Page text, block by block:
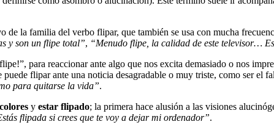
de la familia del verbo flipar, que también se usa con mucha
y son un flipe total”, “Menudo flipe, la calidad de este televisor…
para reaccionar ante algo que nos excita demasiado o nos
flipar ante una noticia desagradable o muy triste, como ser el
para quitarse la vida”.
y estar flipado; la primera hace alusión a las visiones
flipada si crees que te voy a dejar mi ordenador”.